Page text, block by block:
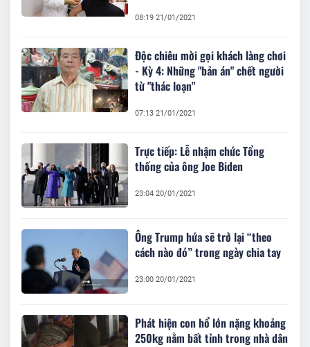
08:19 21/01/2021
Độc chiêu mời gọi khách làng chơi
- Kỳ 4: Những "bản án" chết người
từ "thác loạn"
07:13 21/01/2021
Trực tiếp: Lễ nhậm chức Tổng
thống của ông Joe Biden
23:04 20/01/2021
Ông Trump hứa sẽ trở lại “theo
cách nào đó” trong ngày chia tay
23:00 20/01/2021
Phát hiện con hổ lớn nặng khoảng
250kg nằm bất tỉnh trong nhà dân